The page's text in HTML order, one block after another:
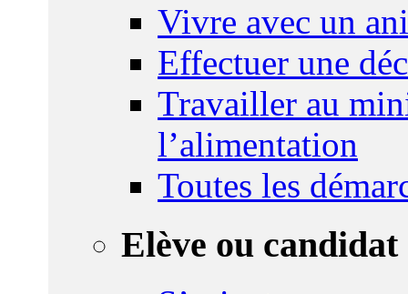
Vivre avec un
Effectuer une
Travailler au
l’alimentation
Toutes les
Elève ou candidat